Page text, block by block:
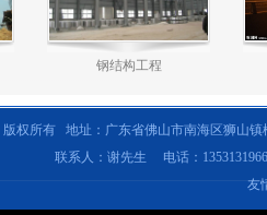
钢结构工程
版权所有 地址：广东省佛山市南海区狮
联系人：谢先生 电话：
友